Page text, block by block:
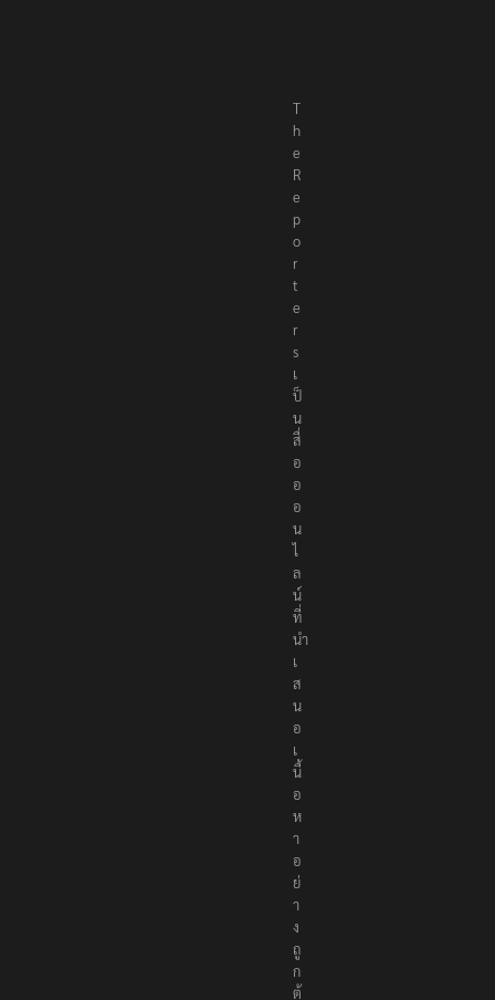
T
h
e
R
e
p
o
r
t
e
r
s
เ
ป็
น
สื่
อ
อ
อ
น
ไ
ล
น์
ที่
นำ
เ
ส
น
อ
เ
นื้
อ
ห
า
อ
ย่
า
ง
ถู
ก
ต้